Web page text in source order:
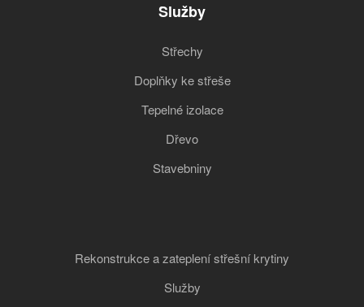
Služby
Střechy
Doplňky ke střeše
Tepelné izolace
Dřevo
Stavebniny
Rekonstrukce a zateplení střešní krytiny
Služby